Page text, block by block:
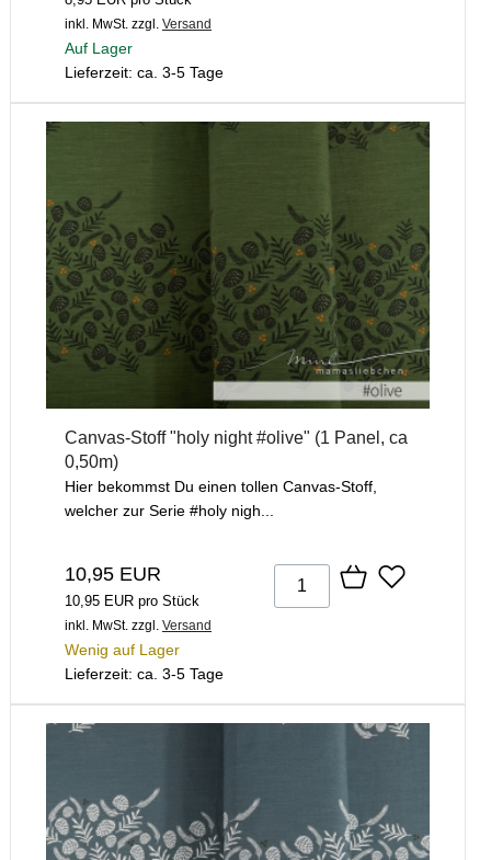
inkl. MwSt. zzgl. Versand
Auf Lager
Lieferzeit: ca. 3-5 Tage
Canvas-Stoff "holy night #olive" (1 Panel, ca
0,50m)
Hier bekommst Du einen tollen Canvas-Stoff,
welcher zur Serie #holy nigh...
10,95 EUR
10,95 EUR pro Stück
inkl. MwSt. zzgl. Versand
Wenig auf Lager
Lieferzeit: ca. 3-5 Tage